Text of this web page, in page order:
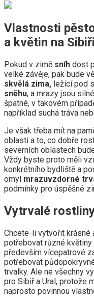
Vlastnosti
a květin na
Pokud v zimě sníh dost
velké závěje, pak bude
skvělá zima, ležící pod
sněhu, a mrazy jsou
špatné, v takovém
například suchá tráva
Je však třeba mít na
oblasti a to, co dobře
severních oblastech
Vždy byste proto měli
konkrétního bydliště a
omyl mrazuvzdorné
podmínky pro úspěšné
Vytrvalé
Chcete-li vytvořit krásné
potřebovat různé
především vícepatrové
potřebovat
trvalky. Ale ne všechny
pro Sibiř a Ural, protože
naprosto povinnou